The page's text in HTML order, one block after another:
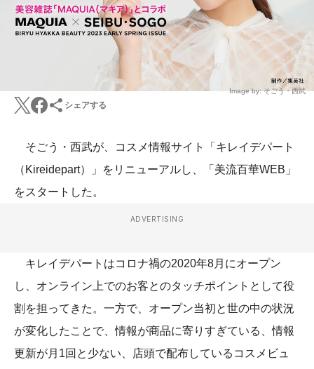
Image by: そごう・西武
シェアする
そごう・西武が、コスメ情報サイト「キレイデパート
（Kireidepart）」をリニューアルし、「美流百華WEB」
をスタートした。
ADVERTISING
キレイデパートはコロナ禍の2020年8月にオープン
し、オンライン上でのお客とのタッチポイントとして役
割を担ってきた。一方で、オープン当初と世の中の状況
が変化したことで、情報が商品に寄りすぎている、情報
更新が月1回と少ない、店頭で配布しているコスメビュ